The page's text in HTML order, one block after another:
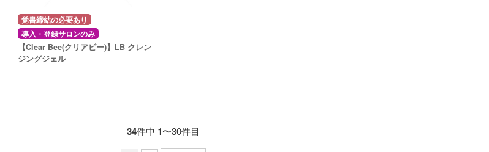
覚書締結の必要あり
導入・登録サロンのみ
【Clear Bee(クリアビー)】LB クレン
ジングジェル
34件中 1〜30件目